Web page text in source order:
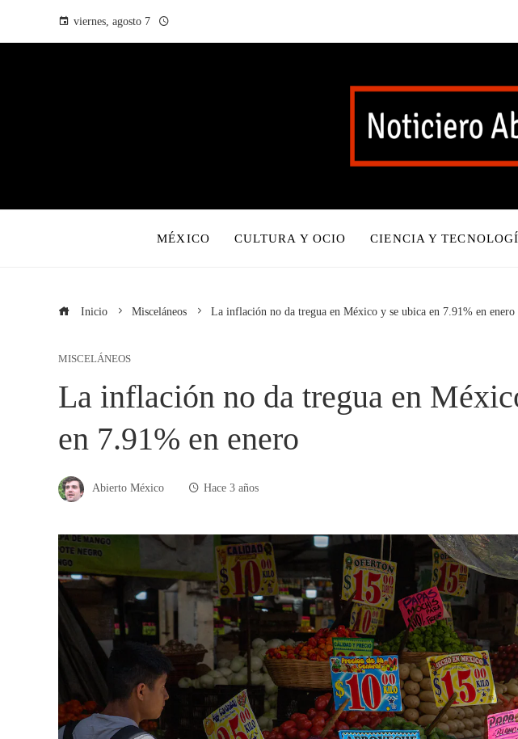
viernes, agosto 7
MÉXICO CULTURA Y OCIO CIENCIA Y
Inicio Misceláneos La inflación no da tregua en México y se ubica en 7.91% en enero
MISCELÁNEOS
La inflación no da tregua en
en 7.91% en enero
Abierto México Hace 3 años